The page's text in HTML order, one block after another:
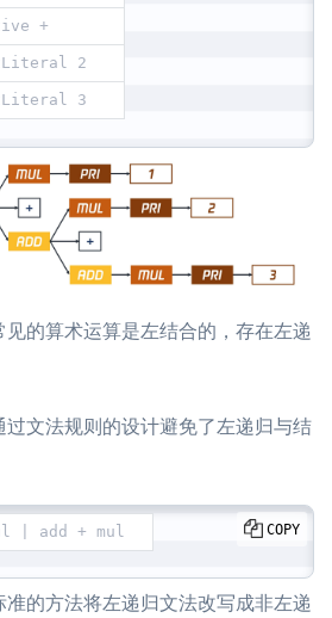
+
2
3
见的算术运算是左结合的，存在左递
文法规则的设计避免了左递归与结
| add + mul COPY
的方法将左递归文法改写成非左递